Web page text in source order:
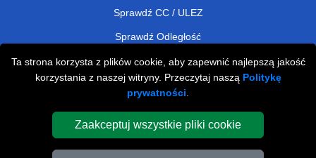
Ta strona korzysta z plików cookie, aby zapewnić najlepszą jakość
korzystania z naszej witryny. Przeczytaj naszą Politykę
prywatności
Zaakceptuj wszystkie pliki cookie
Sprawdź CC / ULEZ
Sprawdź Odległość
Man and Van Removals